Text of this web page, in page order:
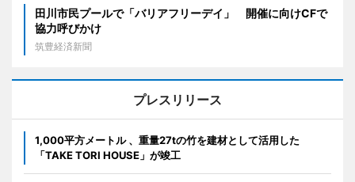
田川市民プールで「バリアフリーデイ」 開催に向けCFで
協力呼びかけ
筑豊経済新聞
プレスリリース
1,000平方メートル 、重量27tの竹を建材として活用した
「TAKE TORI HOUSE」が竣工